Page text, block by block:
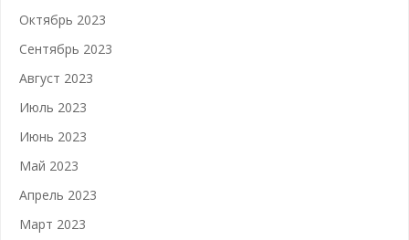
Октябрь 2023
Сентябрь 2023
Август 2023
Июль 2023
Июнь 2023
Май 2023
Апрель 2023
Март 2023